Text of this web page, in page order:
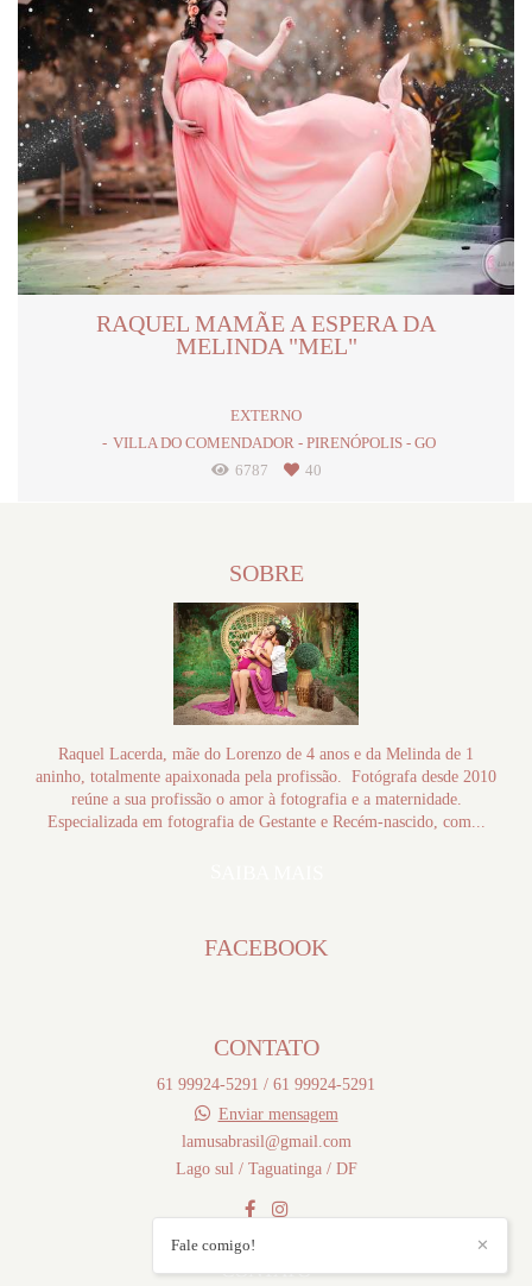
RAQUEL MAMÃE A ESPERA DA
MELINDA "MEL"
EXTERNO
VILLA DO COMENDADOR - PIRENÓPOLIS - GO
6787
40
SOBRE
Raquel Lacerda, mãe do Lorenzo de 4 anos e da Melinda de 1
aninho, totalmente apaixonada pela profissão. Fotógrafa desde 2010
reúne a sua profissão o amor à fotografia e a maternidade.
Especializada em fotografia de Gestante e Recém-nascido, com...
FACEBOOK
CONTATO
61 99924-5291 / 61 99924-5291
Enviar mensagem
lamusabrasil@gmail.com
Lago sul / Taguatinga / DF
CONTATO
✕
Fale comigo!